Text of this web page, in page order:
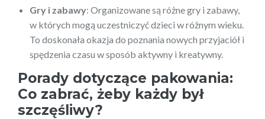
Gry i zabawy: Organizowane są różne gry i zabawy,
w których mogą uczestniczyć dzieci w różnym wieku.
To doskonała okazja do poznania nowych przyjaciół i
spędzenia czasu w sposób aktywny i kreatywny.
Porady dotyczące pakowania:
Co zabrać, żeby każdy był
szczęśliwy?